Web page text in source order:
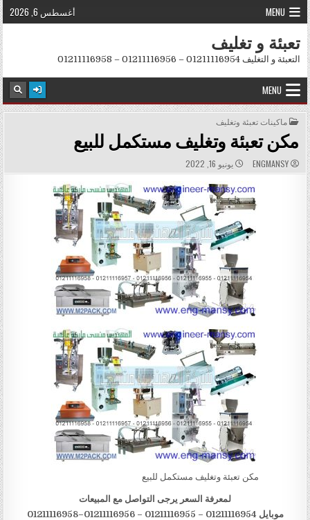
Skip to content
MENU أغسطس 6, 2026
تعبئة و تغليف
التعبئة و التغليف 01211116954 – 01211116956 – 01211116958
MENU
POSTED IN
ماكينات تعبئة وتغليف
مكن تعبئة وتغليف مستكمل للبيع
AUTHOR:
ENGMANSY
PUBLISHED DATE:
يونيو 16, 2022
مكن تعبئة وتغليف مستكمل للبيع
لمعرفة السعر يرجى التواصل مع المبيعات
موبايل 01211116954 – 01211116955 – 01211116956–01211116958